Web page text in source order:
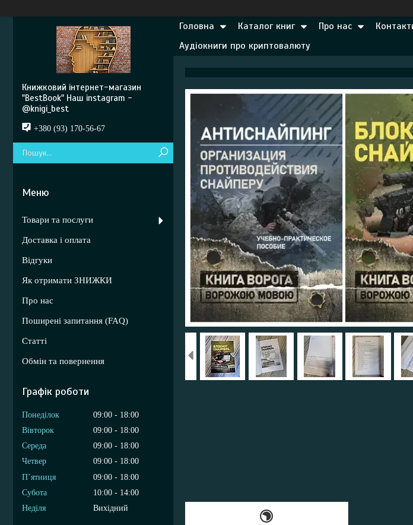
Головна Каталог книг Про нас
Аудіокниги про криптовалюту
Книжковий інтернет-магазин
"BestBook" Наш instagram -
@knigi_best
+380 (93) 170-56-67
Товари та послуги
Доставка і оплата
Відгуки
Як отримати ЗНИЖКИ
Про нас
Поширені запитання (FAQ)
Статті
Обмін та повернення
Графік роботи
Понеділок 09:00
18:00
Вівторок
09:00
18:00
Середа
09:00
18:00
Четвер
09:00
18:00
Пʼятниця
09:00
18:00
Субота
10:00
14:00
Неділя
Вихідний